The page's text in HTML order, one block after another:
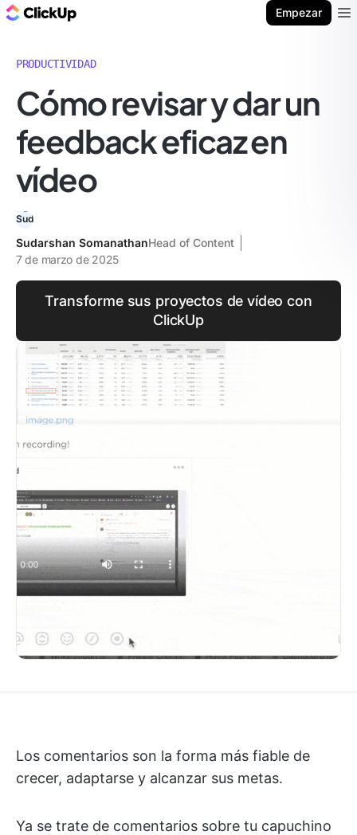
Empezar
PRODUCTIVIDAD
Cómo revisar y dar un
feedback eficaz en
vídeo
Sudarshan SomanathanHead of Content
7 de marzo de 2025
Transforme sus proyectos de vídeo con
ClickUp
Los comentarios son la forma más fiable de
crecer, adaptarse y alcanzar sus metas.
Ya se trate de comentarios sobre tu capuchino